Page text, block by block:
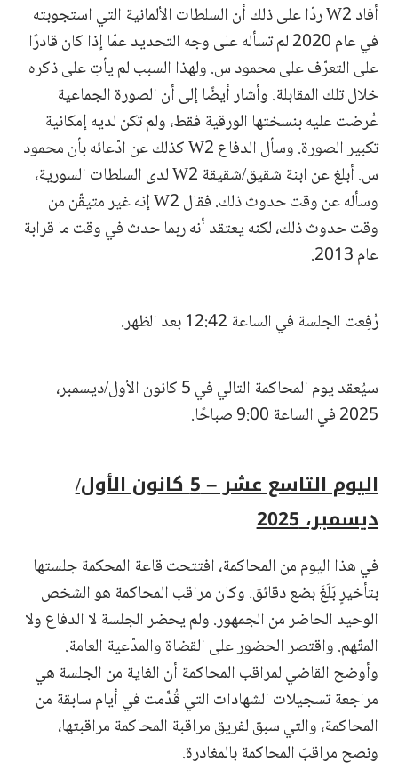
أفاد W2 ردّا على ذلك أن السلطات الألمانية التي استجوبته
في عام 2020 لم تسأله على وجه التحديد عمّا إذا كان قادرًا
على التعرّف على محمود س. ولهذا السبب لم يأتِ على ذكره
خلال تلك المقابلة. وأشار أيضًا إلى أن الصورة الجماعية
عُرضت عليه بنسختها الورقية فقط، ولم تكن لديه إمكانية
تكبير الصورة. وسأل الدفاع W2 كذلك عن ادّعائه بأن محمود
س. أبلغ عن ابنة شقيق/شقيقة W2 لدى السلطات السورية،
وسأله عن وقت حدوث ذلك. فقال W2 إنه غير متيقّن من
وقت حدوث ذلك، لكنه يعتقد أنه ربما حدث في وقت ما قرابة
عام 2013.
رُفِعت الجلسة في الساعة 12:42 بعد الظهر.
سيُعقد يوم المحاكمة التالي في 5 كانون الأول/ديسمبر،
2025 في الساعة 9:00 صباحًا.
اليوم التاسع عشر – 5 كانون الأول/
ديسمبر، 2025
في هذا اليوم من المحاكمة، افتتحت قاعة المحكمة جلستها
بتأخيرٍ بَلَغَ بضع دقائق. وكان مراقب المحاكمة هو الشخص
الوحيد الحاضر من الجمهور. ولم يحضر الجلسة لا الدفاع ولا
المتّهم. واقتصر الحضور على القضاة والمدّعية العامة.
وأوضح القاضي لمراقب المحاكمة أن الغاية من الجلسة هي
مراجعة تسجيلات الشهادات التي قُدِّمت في أيام سابقة من
المحاكمة، والتي سبق لفريق مراقبة المحاكمة مراقبتها،
ونصح مراقبَ المحاكمة بالمغادرة.